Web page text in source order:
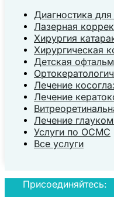
Диагностика
Лазерная
Хирургия
Хирургическая
Детская
Лечение
Лечение
Лечение
Услуги по ОСМС
Все услуги
Присоединяйтесь: